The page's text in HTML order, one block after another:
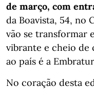
de março, com
da Boavista, 54, no
vão se transformar
vibrante e cheio de
ao país é a
No coração desta